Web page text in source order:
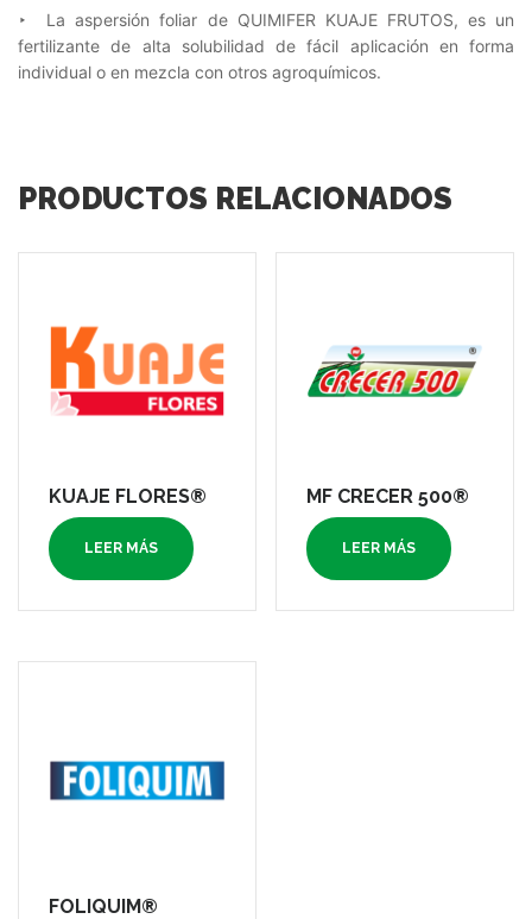
‣ La aspersión foliar de QUIMIFER KUAJE FRUTOS, es un
fertilizante de alta solubilidad de fácil aplicación en forma
individual o en mezcla con otros agroquímicos.
PRODUCTOS RELACIONADOS
KUAJE FLORES®
LEER MÁS
MF CRECER 500®
LEER MÁS
FOLIQUIM®